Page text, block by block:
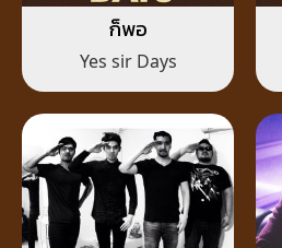
ก็พอ
Yes sir Days